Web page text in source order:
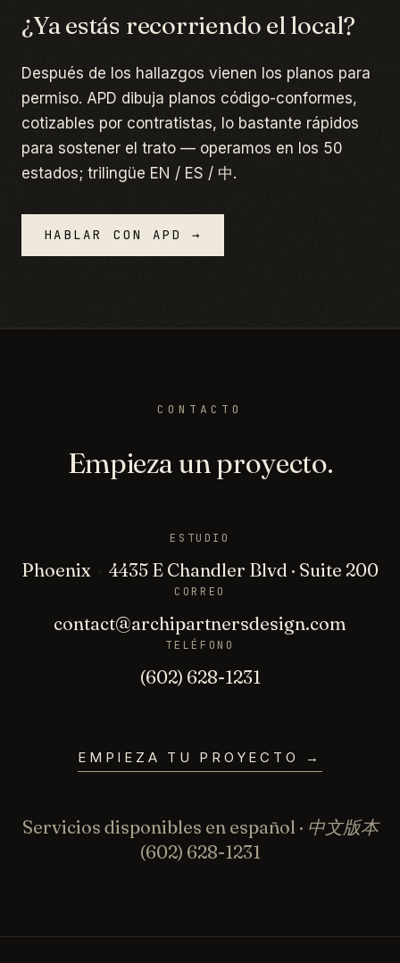
¿Ya estás recorriendo el local?
Después de los hallazgos vienen los planos para
permiso. APD dibuja planos código-conformes,
cotizables por contratistas, lo bastante rápidos
para sostener el trato — operamos en los 50
estados; trilingüe EN / ES / 中.
HABLAR CON APD →
CONTACTO
Empieza un proyecto.
ESTUDIO
Phoenix · 4435 E Chandler Blvd · Suite 200
CORREO
contact@archipartnersdesign.com
TELÉFONO
(602) 628-1231
EMPIEZA TU PROYECTO →
Servicios disponibles en español · 中文版本
(602) 628-1231